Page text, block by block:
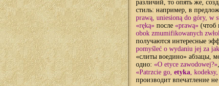
различий, то опять же,
стиль: например, в
prawą, uniesioną do góry, w
«ręką» после «prawą» (чтоб
obok zmumifikowanych
получаются интересные
pomyśleć o wydaniu jej za
«слиты воедино» абзацы,
одно: «O etyce zawodowej?»
«Patrzcie go, etyka,
производит впечатление